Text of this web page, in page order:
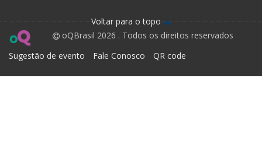
Voltar para o topo
oQBrasil 2026 . Todos os direitos reservados
Sugestão de evento
Fale Conosco QR code